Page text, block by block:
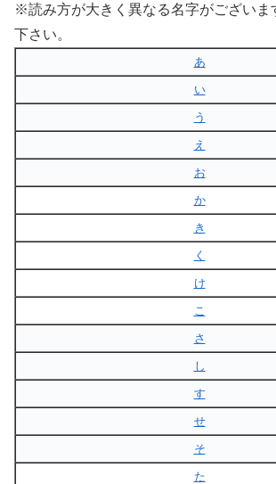
※読み方が大きく異なる名字がございま
下さい。
あ
い
う
え
お
か
き
く
け
こ
さ
し
す
せ
そ
た